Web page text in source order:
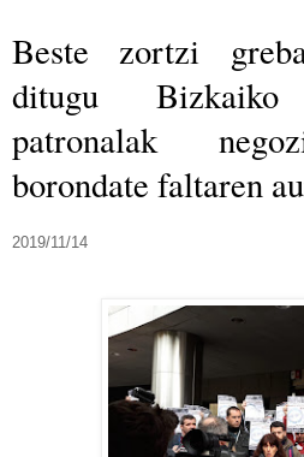
Beste zortzi
ditugu Bizkaiko
patronalak
borondate faltaren
2019/11/14